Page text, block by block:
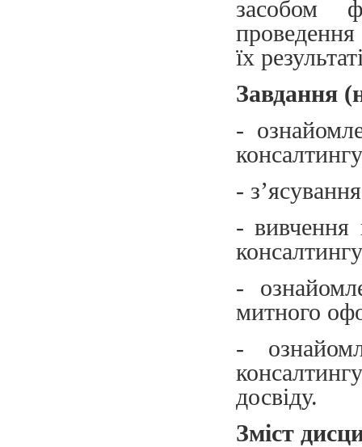
засобом
проведення
їх
Завдання
-
-
- вивчення
-
митного
-
досвіду.
Зміст